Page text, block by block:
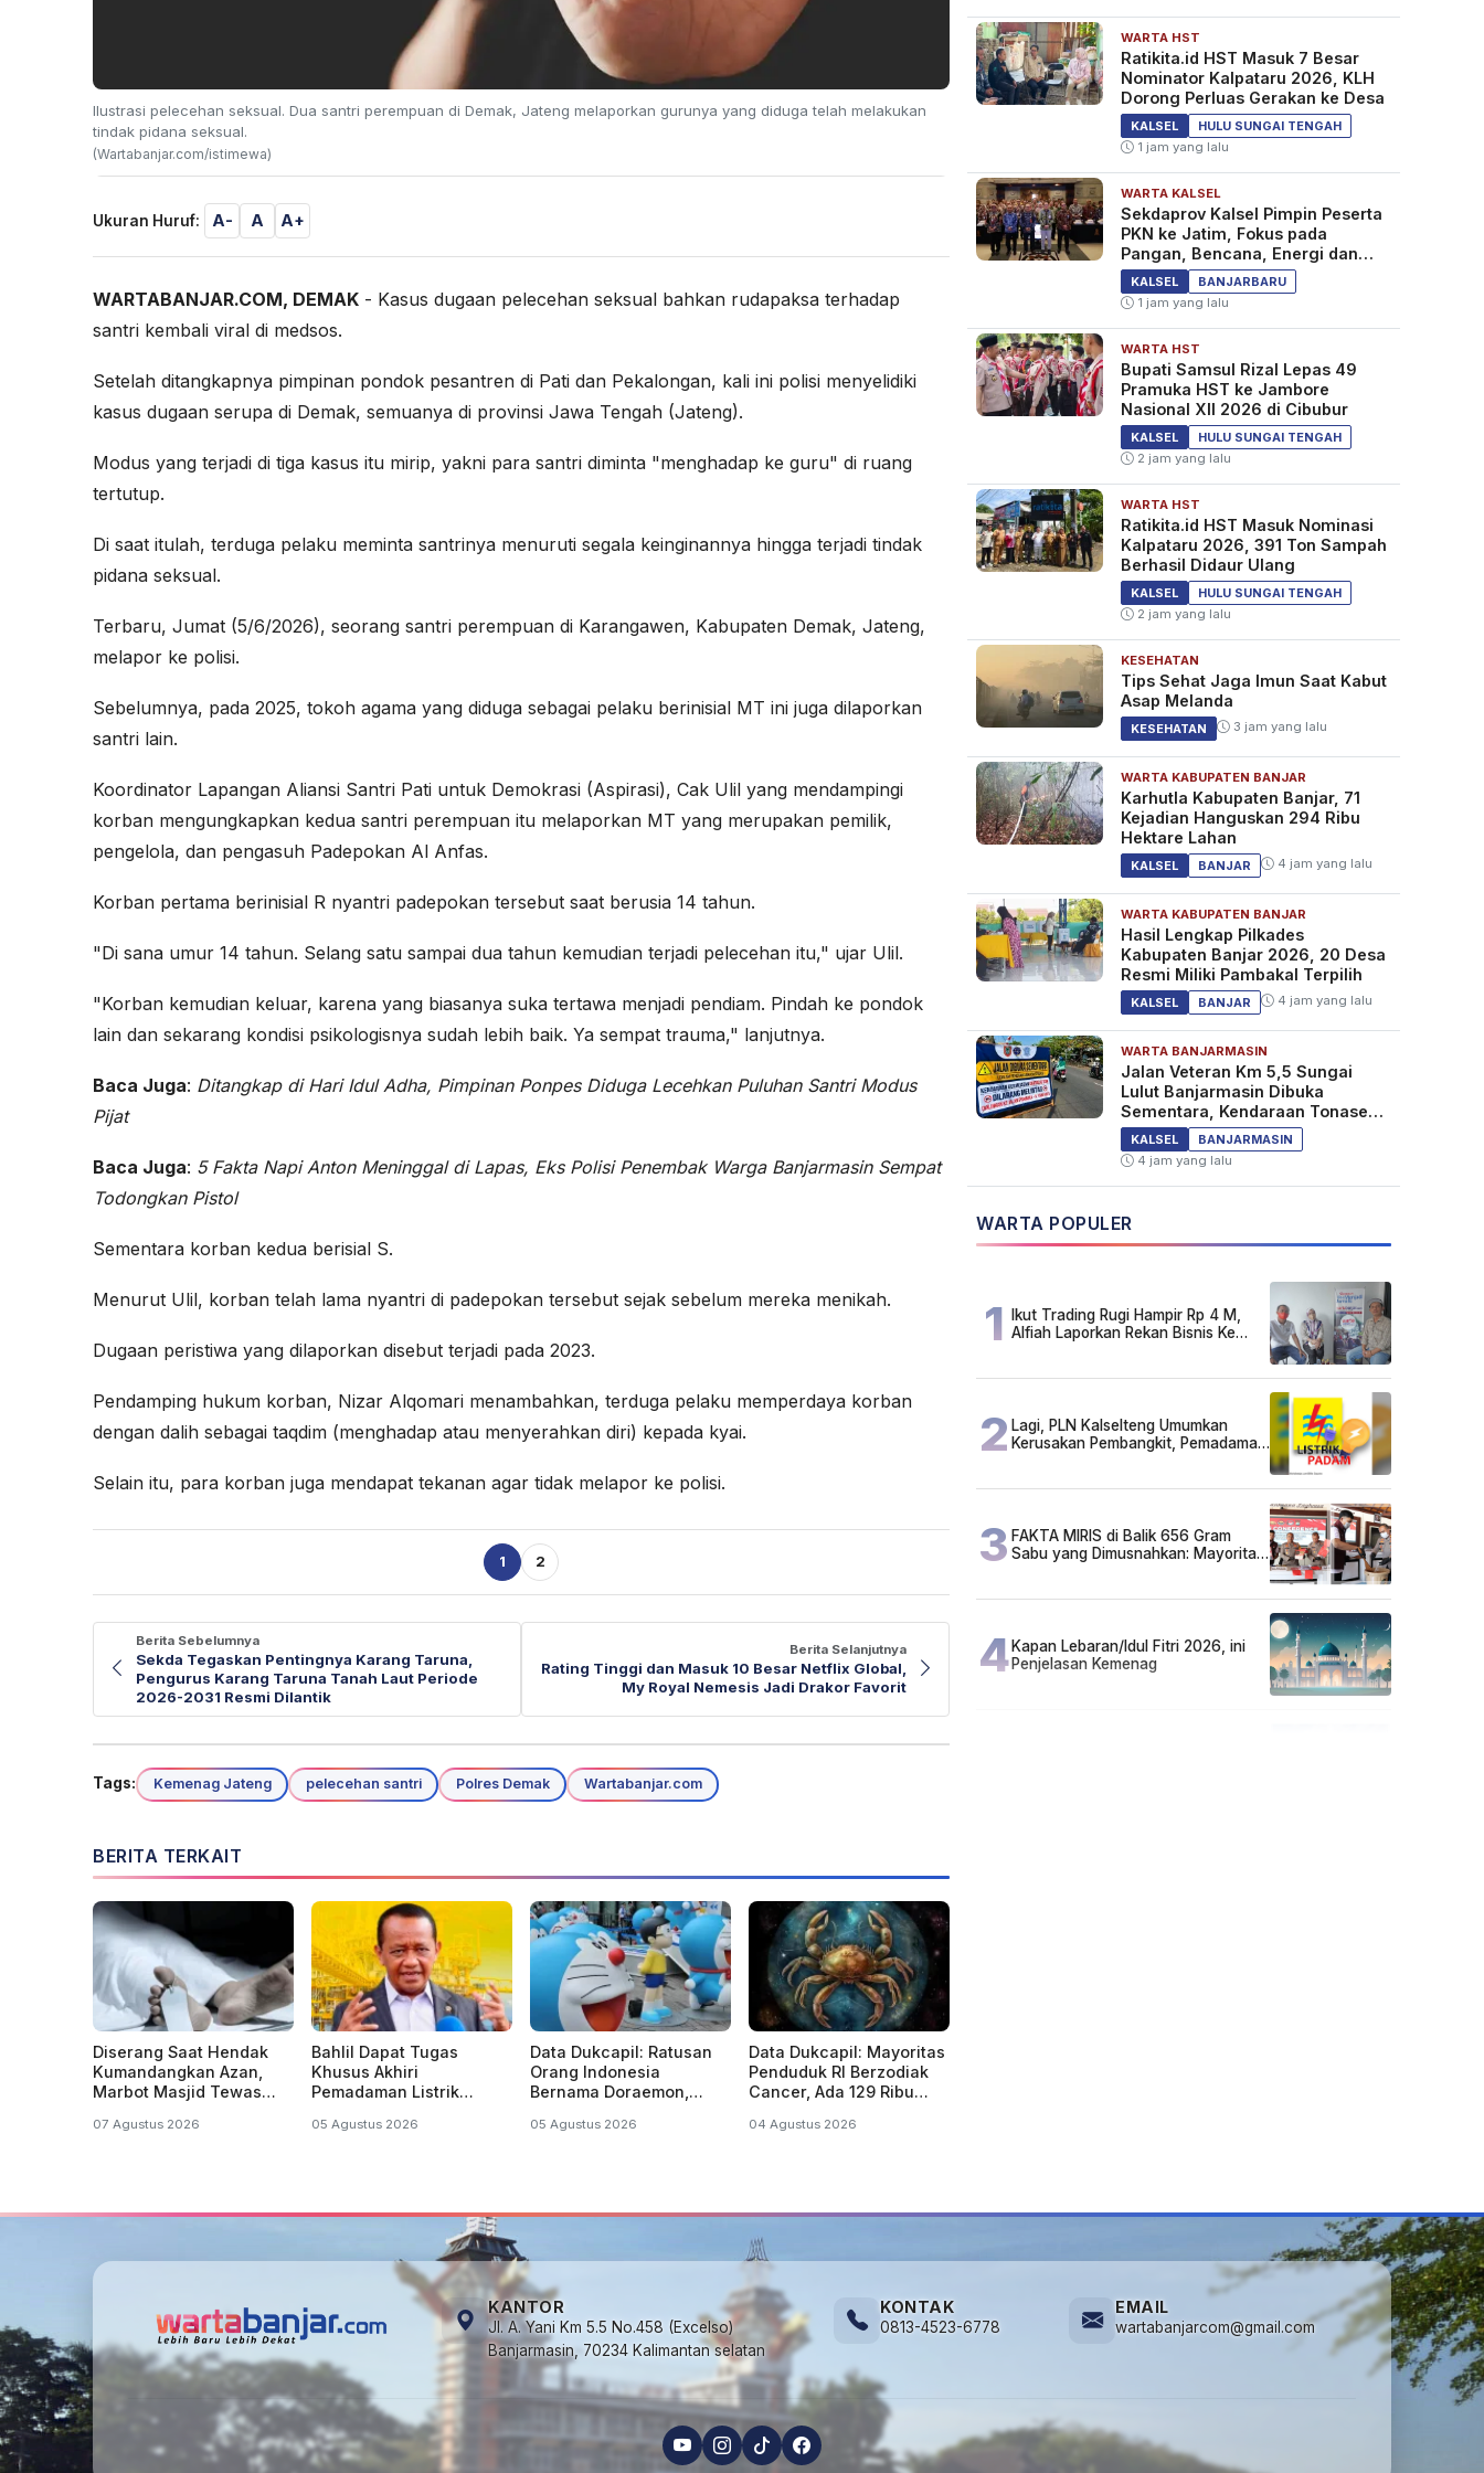
Ilustrasi pelecehan seksual. Dua santri perempuan di Demak, Jateng melaporkan gurunya yang diduga telah melakukan
tindak pidana seksual.
(Wartabanjar.com/istimewa)
Ukuran Huruf: A- A A+
WARTABANJAR.COM, DEMAK - Kasus dugaan pelecehan seksual bahkan rudapaksa terhadap
santri kembali viral di medsos.
Setelah ditangkapnya pimpinan pondok pesantren di Pati dan Pekalongan, kali ini polisi menyelidiki
kasus dugaan serupa di Demak, semuanya di provinsi Jawa Tengah (Jateng).
Modus yang terjadi di tiga kasus itu mirip, yakni para santri diminta "menghadap ke guru" di ruang
tertutup.
Di saat itulah, terduga pelaku meminta santrinya menuruti segala keinginannya hingga terjadi tindak
pidana seksual.
Terbaru, Jumat (5/6/2026), seorang santri perempuan di Karangawen, Kabupaten Demak, Jateng,
melapor ke polisi.
Sebelumnya, pada 2025, tokoh agama yang diduga sebagai pelaku berinisial MT ini juga dilaporkan
santri lain.
Koordinator Lapangan Aliansi Santri Pati untuk Demokrasi (Aspirasi), Cak Ulil yang mendampingi
korban mengungkapkan kedua santri perempuan itu melaporkan MT yang merupakan pemilik,
pengelola, dan pengasuh Padepokan Al Anfas.
Korban pertama berinisial R nyantri padepokan tersebut saat berusia 14 tahun.
"Di sana umur 14 tahun. Selang satu sampai dua tahun kemudian terjadi pelecehan itu," ujar Ulil.
"Korban kemudian keluar, karena yang biasanya suka tertawa menjadi pendiam. Pindah ke pondok
lain dan sekarang kondisi psikologisnya sudah lebih baik. Ya sempat trauma," lanjutnya.
Baca Juga: Ditangkap di Hari Idul Adha, Pimpinan Ponpes Diduga Lecehkan Puluhan Santri Modus
Pijat
Baca Juga: 5 Fakta Napi Anton Meninggal di Lapas, Eks Polisi Penembak Warga Banjarmasin Sempat
Todongkan Pistol
Sementara korban kedua berisial S.
Menurut Ulil, korban telah lama nyantri di padepokan tersebut sejak sebelum mereka menikah.
Dugaan peristiwa yang dilaporkan disebut terjadi pada 2023.
Pendamping hukum korban, Nizar Alqomari menambahkan, terduga pelaku memperdaya korban
dengan dalih sebagai taqdim (menghadap atau menyerahkan diri) kepada kyai.
Selain itu, para korban juga mendapat tekanan agar tidak melapor ke polisi.
1 2
Berita Sebelumnya
Sekda Tegaskan Pentingnya Karang Taruna,
Pengurus Karang Taruna Tanah Laut Periode
2026-2031 Resmi Dilantik
Berita Selanjutnya
Rating Tinggi dan Masuk 10 Besar Netflix Global,
My Royal Nemesis Jadi Drakor Favorit
Tags: Kemenag Jateng pelecehan santri Polres Demak Wartabanjar.com
BERITA TERKAIT
Diserang Saat Hendak
Kumandangkan Azan,
Marbot Masjid Tewas
Samurai
07 Agustus 2026
Bahlil Dapat Tugas
Khusus Akhiri
Pemadaman Listrik
Kalteng
05 Agustus 2026
Data Dukcapil: Ratusan
Orang Indonesia
Bernama Doraemon,
05 Agustus 2026
Data Dukcapil: Mayoritas
Penduduk RI Berzodiak
Cancer, Ada 129 Ribu
04 Agustus 2026
WARTA HST
Ratikita.id HST Masuk 7 Besar
Nominator Kalpataru 2026, KLH
Dorong Perluas Gerakan ke Desa
KALSEL
HULU SUNGAI TENGAH
1 jam yang lalu
WARTA KALSEL
Sekdaprov Kalsel Pimpin Peserta
PKN ke Jatim, Fokus pada
Pangan, Bencana, Energi dan
Ekonomi
KALSEL
BANJARBARU
1 jam yang lalu
WARTA HST
Bupati Samsul Rizal Lepas 49
Pramuka HST ke Jambore
Nasional XII 2026 di Cibubur
KALSEL
HULU SUNGAI TENGAH
2 jam yang lalu
WARTA HST
Ratikita.id HST Masuk Nominasi
Kalpataru 2026, 391 Ton Sampah
Berhasil Didaur Ulang
KALSEL
HULU SUNGAI TENGAH
2 jam yang lalu
KESEHATAN
Tips Sehat Jaga Imun Saat Kabut
Asap Melanda
KESEHATAN 3 jam yang lalu
WARTA KABUPATEN BANJAR
Karhutla Kabupaten Banjar, 71
Kejadian Hanguskan 294 Ribu
Hektare Lahan
KALSEL BANJAR 4 jam yang lalu
WARTA KABUPATEN BANJAR
Hasil Lengkap Pilkades
Kabupaten Banjar 2026, 20 Desa
Resmi Miliki Pambakal Terpilih
KALSEL BANJAR 4 jam yang lalu
WARTA BANJARMASIN
Jalan Veteran Km 5,5 Sungai
Lulut Banjarmasin Dibuka
Sementara, Kendaraan Tonase
Besar Dilarang
KALSEL
BANJARMASIN
4 jam yang lalu
WARTA POPULER
1 Ikut Trading Rugi Hampir Rp 4 M,
Alfiah Laporkan Rekan Bisnis Ke
2 Lagi, PLN Kalselteng Umumkan
Kerusakan Pembangkit, Pemadaman
3 FAKTA MIRIS di Balik 656 Gram
Sabu yang Dimusnahkan: Mayoritas
4Kapan Lebaran/Idul Fitri 2026, ini
Penjelasan Kemenag
KANTOR
Jl. A. Yani Km 5.5 No.458 (Excelso)
Banjarmasin, 70234 Kalimantan selatan
KONTAK
0813-4523-6778
EMAIL
wartabanjarcom@gmail.com